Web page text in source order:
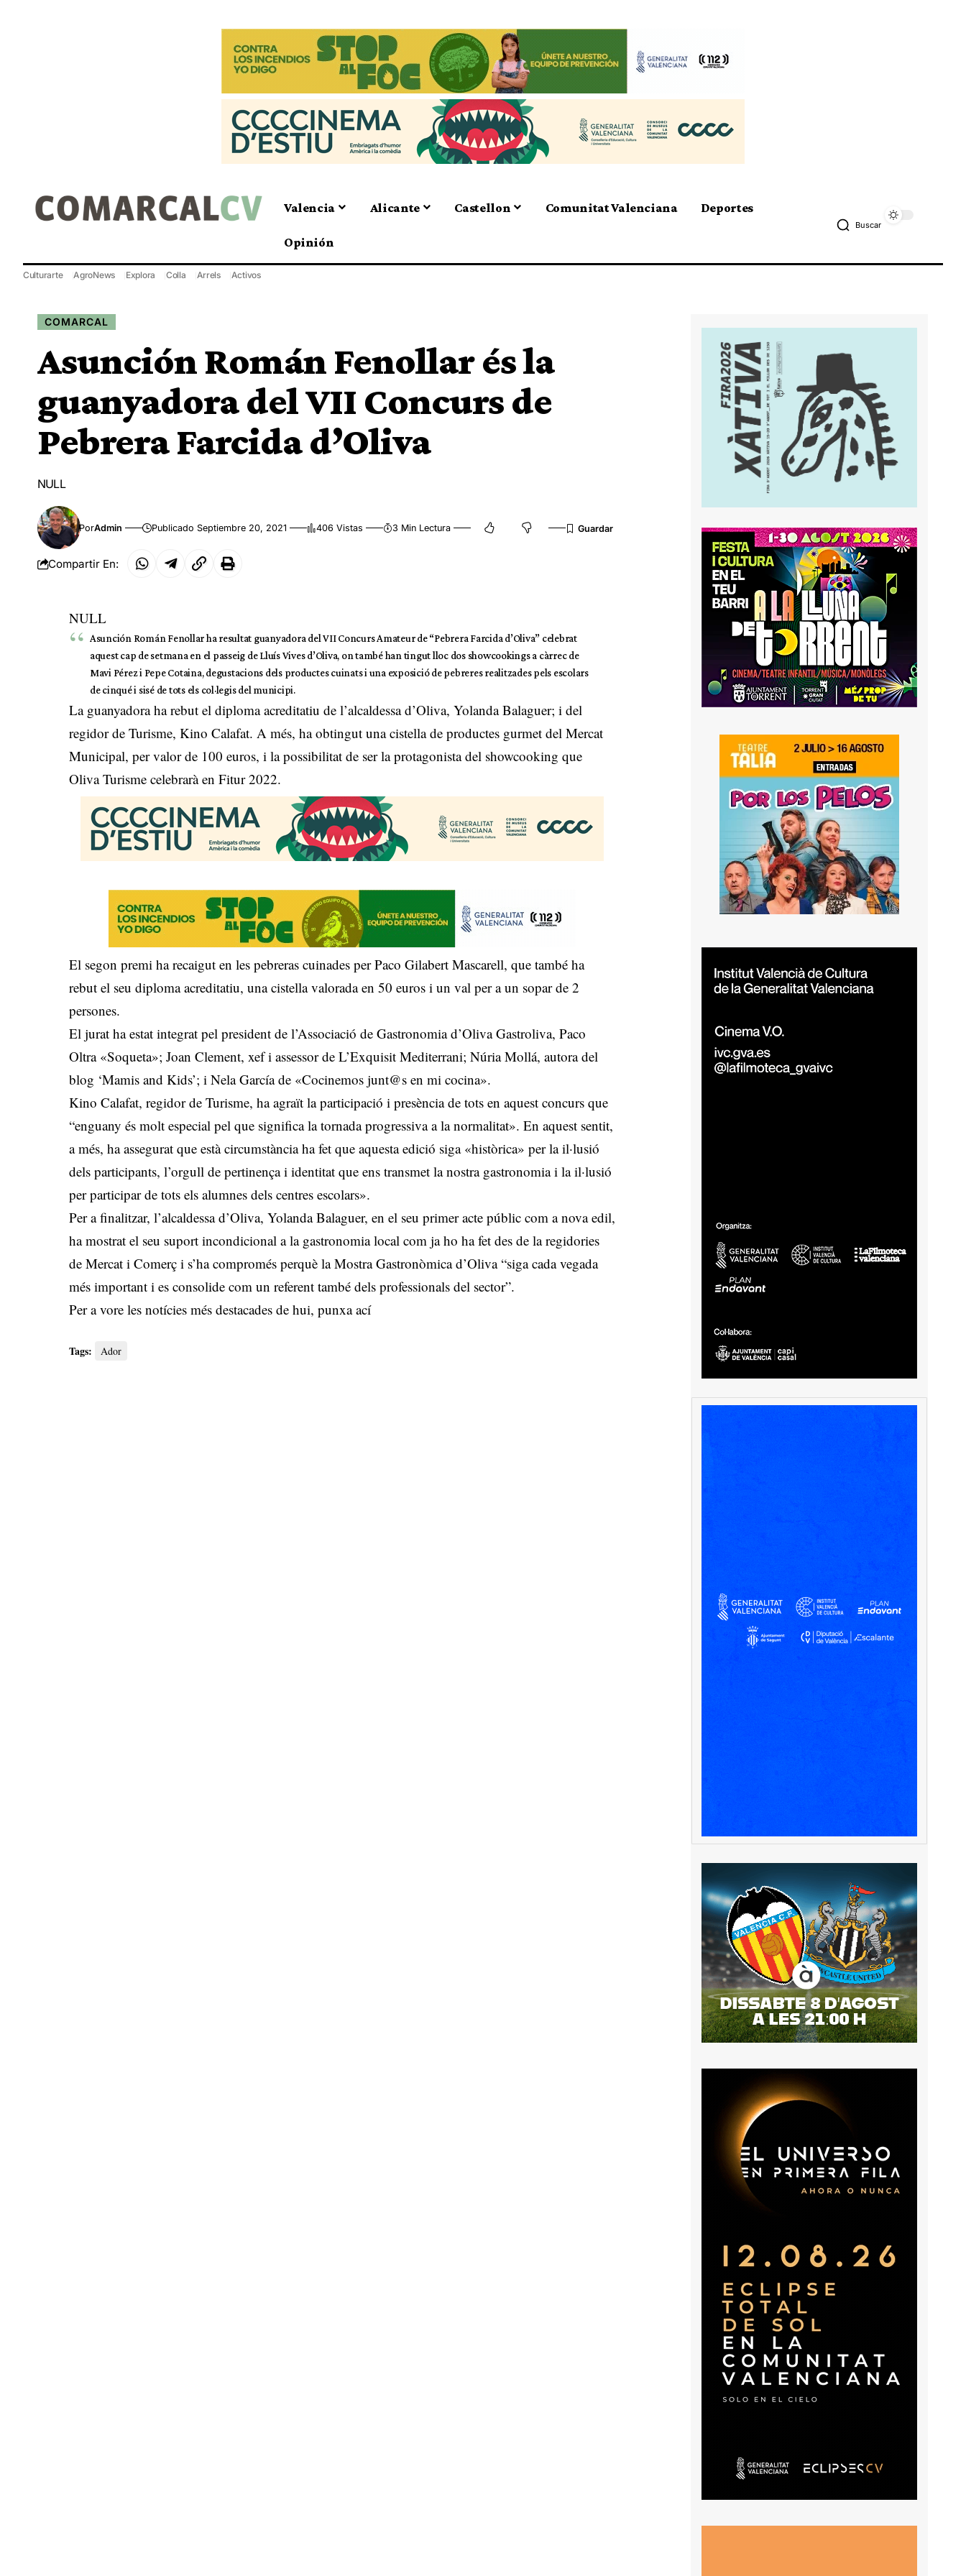
Valencia Alicante Castellon Comunitat Valenciana Deportes
Opinión
Buscar
Culturarte AgroNews Explora Colla Arrels Activos
COMARCAL
Asunción Román Fenollar és la
guanyadora del VII Concurs de
Pebrera Farcida d’Oliva
NULL
PorAdmin Publicado Septiembre 20, 2021 406 Vistas 3 Min Lectura
Compartir En:
NULL
Asunción Román Fenollar ha resultat guanyadora del VII Concurs Amateur de “Pebrera Farcida d’Oliva” celebrat
aquest cap de setmana en el passeig de Lluís Vives d’Oliva, on també han tingut lloc dos showcookings a càrrec de
Mavi Pérez i Pepe Cotaina, degustacions dels productes cuinats i una exposició de pebreres realitzades pels escolars
de cinqué i sisé de tots els col·legis del municipi.
La guanyadora ha rebut el diploma acreditatiu de l’alcaldessa d’Oliva, Yolanda Balaguer; i del
regidor de Turisme, Kino Calafat. A més, ha obtingut una cistella de productes gurmet del Mercat
Municipal, per valor de 100 euros, i la possibilitat de ser la protagonista del showcooking que
Oliva Turisme celebrarà en Fitur 2022.
El segon premi ha recaigut en les pebreras cuinades per Paco Gilabert Mascarell, que també ha
rebut el seu diploma acreditatiu, una cistella valorada en 50 euros i un val per a un sopar de 2
persones.
El jurat ha estat integrat pel president de l’Associació de Gastronomia d’Oliva Gastroliva, Paco
Oltra «Soqueta»; Joan Clement, xef i assessor de L’Exquisit Mediterrani; Núria Mollá, autora del
blog ‘Mamis and Kids’; i Nela García de «Cocinemos junt@s en mi cocina».
Kino Calafat, regidor de Turisme, ha agraït la participació i presència de tots en aquest concurs que
“enguany és molt especial pel que significa la tornada progressiva a la normalitat». En aquest sentit,
a més, ha assegurat que està circumstància ha fet que aquesta edició siga «històrica» per la il·lusió
dels participants, l’orgull de pertinença i identitat que ens transmet la nostra gastronomia i la il·lusió
per participar de tots els alumnes dels centres escolars».
Per a finalitzar, l’alcaldessa d’Oliva, Yolanda Balaguer, en el seu primer acte públic com a nova edil,
ha mostrat el seu suport incondicional a la gastronomia local com ja ho ha fet des de la regidories
de Mercat i Comerç i s’ha compromés perquè la Mostra Gastronòmica d’Oliva “siga cada vegada
més important i es consolide com un referent també dels professionals del sector”.
Per a vore les notícies més destacades de hui,punxa ací
Tags: Ador